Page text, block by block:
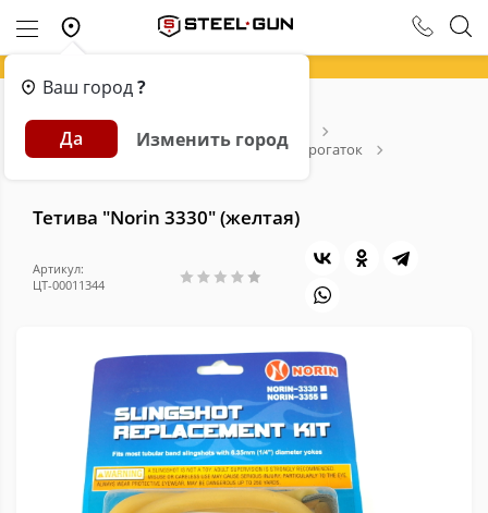
Ваш город?
Да Изменить город
Главная Каталог
Рогатки и аксессуары
Расходники для рогаток
Тетива "Norin 3330" (желтая)
Артикул:
ЦТ-00011344